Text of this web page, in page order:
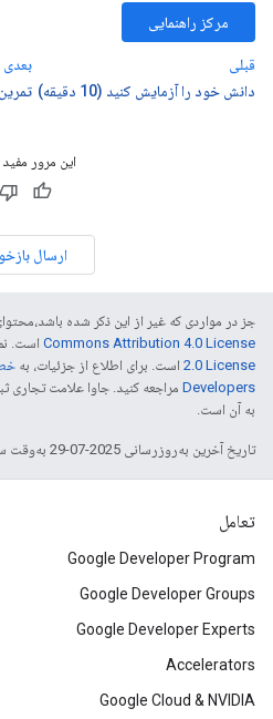
مرکز راهنمایی
قبلی
دانش خود را آزمایش کنید (10 دقیقه)
بعدی
تمرین
این مرور مفید
ارسال
جز در مواردی که غیر از این ذکر شده
Commons Attribution 4.0 License است.
2.0 License است. برای اطلاع از جزئیات، به
Developers‏
به آن است.
تاریخ آخرین به‌روزرسانی 2025-07-29 به‌وقت ساعت هماهنگ جهانی.
تعامل
Google Developer Program
Google Developer Groups
Google Developer Experts
Accelerators
Google Cloud & NVIDIA